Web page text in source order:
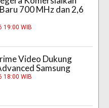
700 MHz dan 2,6
19:00 WIB
Video Dukung
Samsung
18:00 WIB